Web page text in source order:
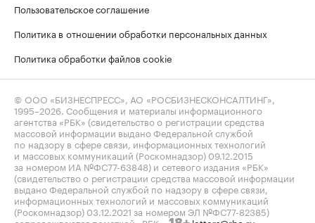
Пользовательское соглашение
Политика в отношении обработки персональных данных
Политика обработки файлов cookie
© ООО «БИЗНЕСПРЕСС», АО «РОСБИЗНЕСКОНСАЛТИНГ»,
1995–2026 . Сообщения и материалы информационного
агентства «РБК» (свидетельство о регистрации средства
массовой информации выдано Федеральной службой
по надзору в сфере связи, информационных технологий
и массовых коммуникаций (Роскомнадзор) 09.12.2015
за номером ИА №ФС77-63848) и сетевого издания «РБК»
(свидетельство о регистрации средства массовой информации
выдано Федеральной службой по надзору в сфере связи,
информационных технологий и массовых коммуникаций
(Роскомнадзор) 03.12.2021 за номером ЭЛ №ФС77-82385)